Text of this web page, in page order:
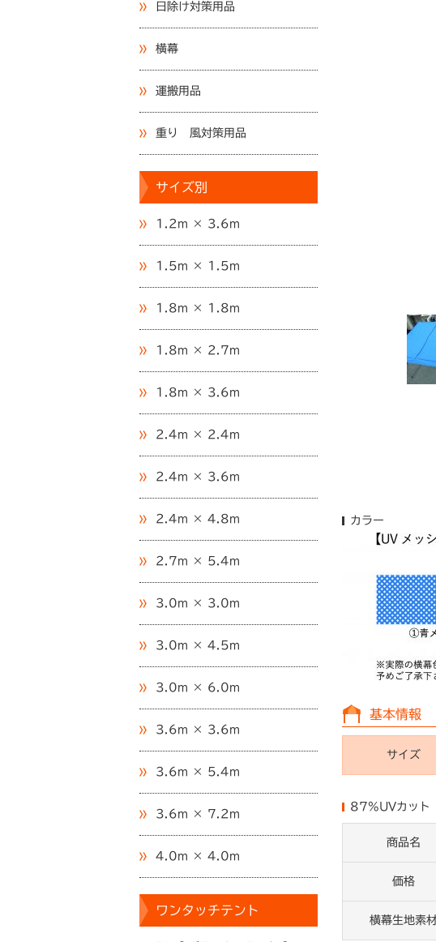
日除け対策用品
横幕
運搬用品
重り 風対策用品
サイズ別
1.2m × 3.6m
1.5m × 1.5m
1.8m × 1.8m
1.8m × 2.7m
1.8m × 3.6m
2.4m × 2.4m
2.4m × 3.6m
2.4m × 4.8m
2.7m × 5.4m
3.0m × 3.0m
3.0m × 4.5m
3.0m × 6.0m
3.6m × 3.6m
3.6m × 5.4m
3.6m × 7.2m
4.0m × 4.0m
ワンタッチテント
カラー
基本情報
サイズ
87%UVカッ
商品名
価格
横幕生地素